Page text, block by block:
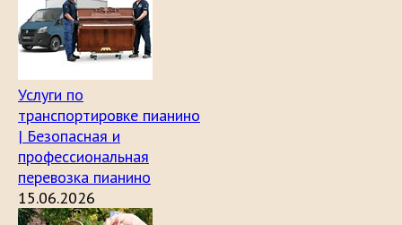
Услуги по
транспортировке пианино
| Безопасная и
профессиональная
перевозка пианино
15.06.2026